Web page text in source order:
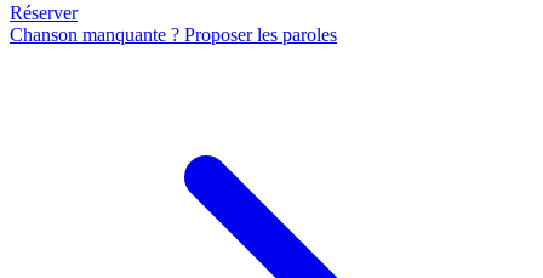
Réserver
Chanson manquante ? Proposer les paroles